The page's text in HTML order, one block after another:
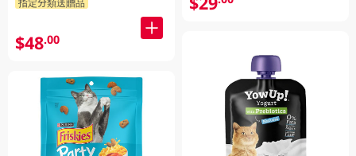
$48.00